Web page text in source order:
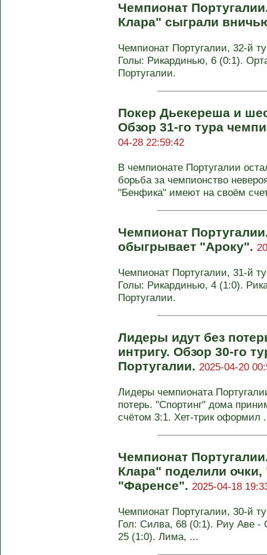
Чемпионат
Клара" сыграли
Чемпионат Португалии, 32-й
Голы: Рикардинью, 6 (0:1).
Португалии.
Покер Дьекереша и
Обзор 31-го тура
04-28 22:59:42
В чемпионате Португалии
борьба за чемпионство
"Бенфика" имеют на своём
Чемпионат
обыгрывает "Ароку".
Чемпионат Португалии, 31-й
Голы: Рикардинью, 4 (1:0).
Португалии.
Лидеры идут без
интригу. Обзор 30-го
Португалии. 2025-04-20
Лидеры чемпионата
потерь. "Спортинг" дома
счётом 3:1. Хет-трик оформил
Чемпионат
Клара" поделили
"Фаренсе". 2025-04-18
Чемпионат Португалии, 30-й
Гол: Силва, 68 (0:1). Риу Аве -
25 (1:0). Лима, ...